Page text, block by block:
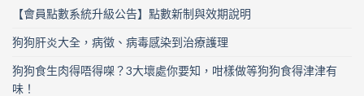
【會員點數系統升級公告】點數新制與效期說明
狗狗肝炎大全，病徵、病毒感染到治療護理
狗狗食生肉得唔得㗎？3大壞處你要知，咁樣做等狗狗食得津津有
味！